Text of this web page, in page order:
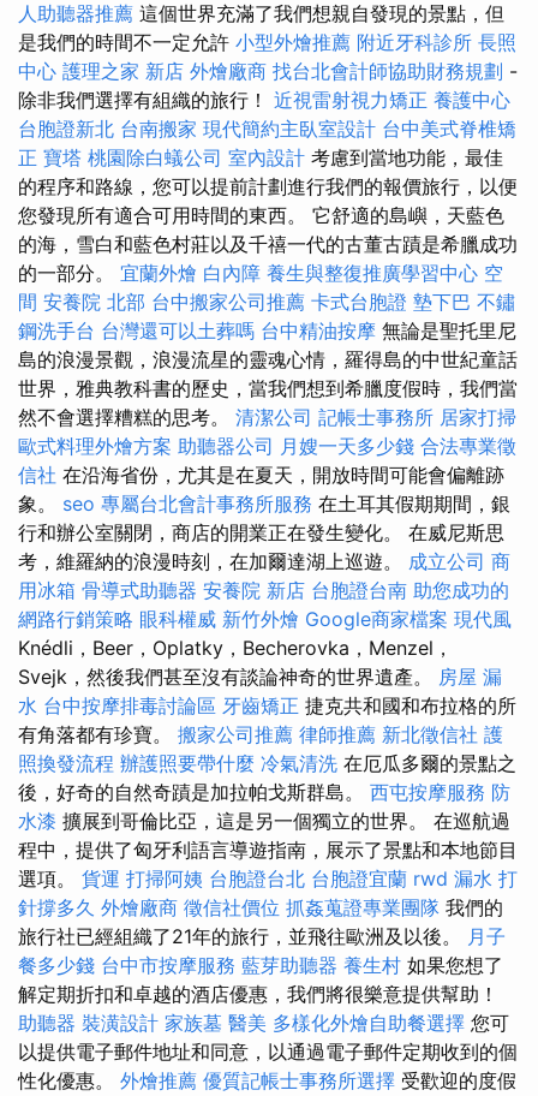
人助聽器推薦 這個世界充滿了我們想親自發現的景點，但
是我們的時間不一定允許 小型外燴推薦 附近牙科診所 長照
中心 護理之家 新店 外燴廠商 找台北會計師協助財務規劃 -
除非我們選擇有組織的旅行！ 近視雷射視力矯正 養護中心
台胞證新北 台南搬家 現代簡約主臥室設計 台中美式脊椎矯
正 寶塔 桃園除白蟻公司 室內設計 考慮到當地功能，最佳
的程序和路線，您可以提前計劃進行我們的報價旅行，以便
您發現所有適合可用時間的東西。 它舒適的島嶼，天藍色
的海，雪白和藍色村莊以及千禧一代的古董古蹟是希臘成功
的一部分。 宜蘭外燴 白內障 養生與整復推廣學習中心 空
間 安養院 北部 台中搬家公司推薦 卡式台胞證 墊下巴 不鏽
鋼洗手台 台灣還可以土葬嗎 台中精油按摩 無論是聖托里尼
島的浪漫景觀，浪漫流星的靈魂心情，羅得島的中世紀童話
世界，雅典教科書的歷史，當我們想到希臘度假時，我們當
然不會選擇糟糕的思考。 清潔公司 記帳士事務所 居家打掃
歐式料理外燴方案 助聽器公司 月嫂一天多少錢 合法專業徵
信社 在沿海省份，尤其是在夏天，開放時間可能會偏離跡
象。 seo 專屬台北會計事務所服務 在土耳其假期期間，銀
行和辦公室關閉，商店的開業正在發生變化。 在威尼斯思
考，維羅納的浪漫時刻，在加爾達湖上巡遊。 成立公司 商
用冰箱 骨導式助聽器 安養院 新店 台胞證台南 助您成功的
網路行銷策略 眼科權威 新竹外燴 Google商家檔案 現代風
Knédli，Beer，Oplatky，Becherovka，Menzel，
Svejk，然後我們甚至沒有談論神奇的世界遺產。 房屋 漏
水 台中按摩排毒討論區 牙齒矯正 捷克共和國和布拉格的所
有角落都有珍寶。 搬家公司推薦 律師推薦 新北徵信社 護
照換發流程 辦護照要帶什麼 冷氣清洗 在厄瓜多爾的景點之
後，好奇的自然奇蹟是加拉帕戈斯群島。 西屯按摩服務 防
水漆 擴展到哥倫比亞，這是另一個獨立的世界。 在巡航過
程中，提供了匈牙利語言導遊指南，展示了景點和本地節目
選項。 貨運 打掃阿姨 台胞證台北 台胞證宜蘭 rwd 漏水 打
針撐多久 外燴廠商 徵信社價位 抓姦蒐證專業團隊 我們的
旅行社已經組織了21年的旅行，並飛往歐洲及以後。 月子
餐多少錢 台中市按摩服務 藍芽助聽器 養生村 如果您想了
解定期折扣和卓越的酒店優惠，我們將很樂意提供幫助！
助聽器 裝潢設計 家族墓 醫美 多樣化外燴自助餐選擇 您可
以提供電子郵件地址和同意，以通過電子郵件定期收到的個
性化優惠。 外燴推薦 優質記帳士事務所選擇 受歡迎的度假